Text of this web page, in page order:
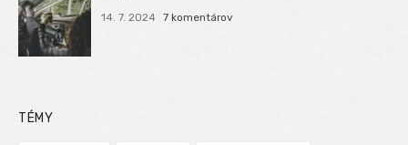
14. 7. 2024 7 komentárov
TÉMY